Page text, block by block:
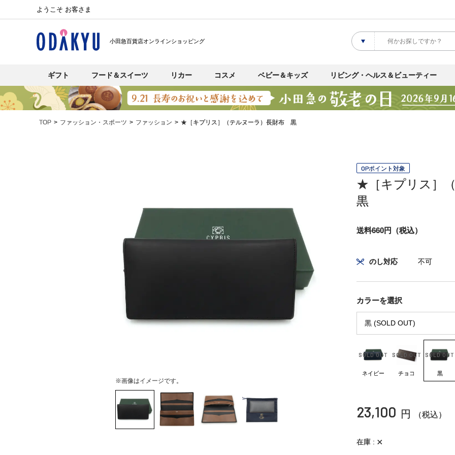
ようこそ お客さま
小田急百貨店オンラインショッピング
ギフト フード＆スイーツ リカー コスメ ベビー＆キッズ リビング・ヘルス＆ビューティー
TOP ファッション・スポーツ ファッション ★［キプリス］（テルヌーラ）長財布 黒
※画像はイメージです。
OPポイント対象
★［キプリス］
黒
送料660円（税込）
のし対応 不可
カラーを選択
ネイビー チョコ 黒
23,100 円 （税込）
在庫 ×